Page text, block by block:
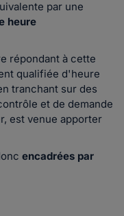
par une
heure
répondant à cette
qualifiée d'heure
tranchant sur des
et de demande
est venue apporter
encadrées par